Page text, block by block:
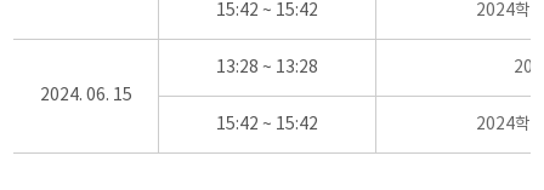
15:42 ~ 15:42 2024학
2024. 06. 15
13:28 ~ 13:28
15:42 ~ 15:42 2024학